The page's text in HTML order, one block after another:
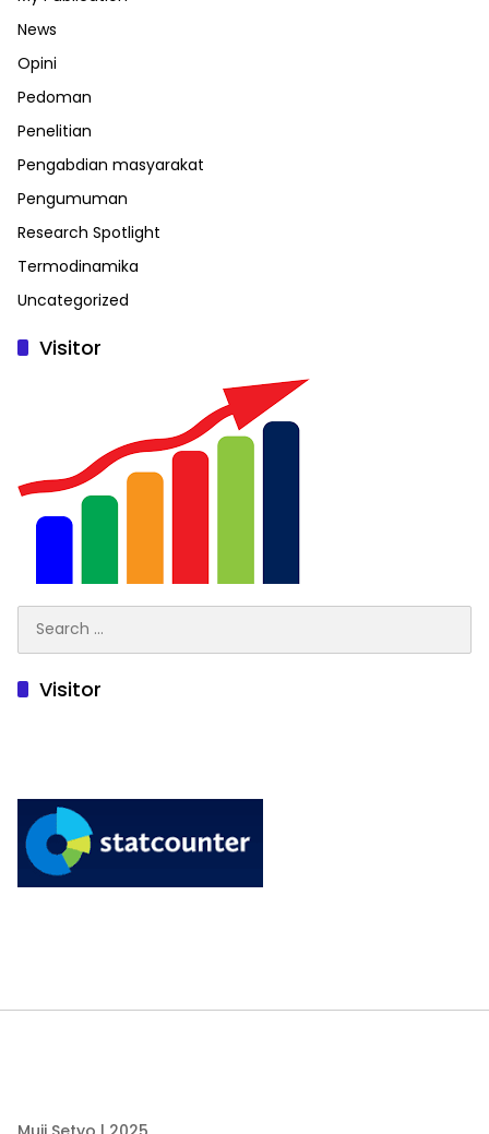
News
Opini
Pedoman
Penelitian
Pengabdian masyarakat
Pengumuman
Research Spotlight
Termodinamika
Uncategorized
Visitor
for:
Visitor